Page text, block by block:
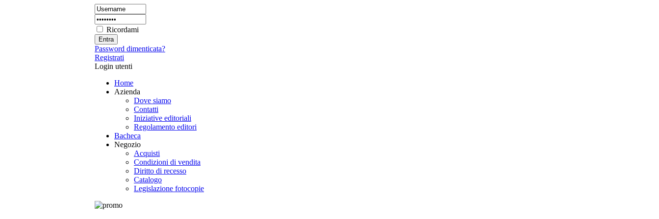
Ricordami
Password dimenticata?
Registrati
Login utenti
Home
Azienda
Dove siamo
Contatti
Iniziative editoriali
Regolamento editori
Bacheca
Negozio
Acquisti
Condizioni di vendita
Diritto di recesso
Catalogo
Legislazione fotocopie